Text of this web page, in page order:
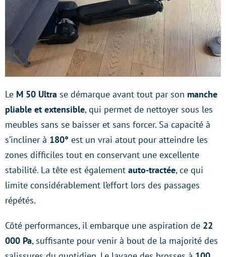
Le M 50 Ultra se démarque avant tout par son manche
pliable et extensible, qui permet de nettoyer sous les
meubles sans se baisser et sans forcer. Sa capacité à
s’incliner à 180° est un vrai atout pour atteindre les
zones difficiles tout en conservant une excellente
stabilité. La tête est également auto-tractée, ce qui
limite considérablement l’effort lors des passages
répétés.
Côté performances, il embarque une aspiration de 22
000 Pa, suffisante pour venir à bout de la majorité des